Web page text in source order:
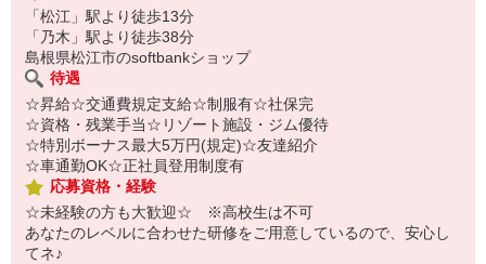
「松江」駅より徒歩13分
「乃木」駅より徒歩38分
島根県松江市のsoftbankショップ
待遇
☆昇給☆交通費規定支給☆制服有☆社保完
☆資格・残業手当☆リゾート施設・ジム優待
☆特別ボーナス最大5万円(規定)☆友達紹介
☆車通勤OK☆正社員登用制度有
応募資格・経験
☆未経験の方も大歓迎☆ ※高校生は不可
あなたのレベルに合わせた研修をご用意しているので、安心し
てネ♪